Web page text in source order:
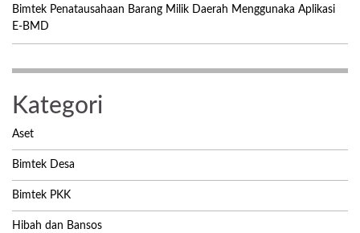
Bimtek Penatausahaan Barang Milik Daerah Menggunaka Aplikasi
E-BMD
Kategori
Aset
Bimtek Desa
Bimtek PKK
Hibah dan Bansos